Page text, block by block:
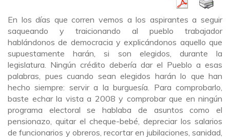
En los días que corren vemos a los aspirantes a seguir
saqueando y traicionando al pueblo trabajador
hablándonos de democracia y explicándonos aquello que
supuestamente harán, si son elegidos, durante la
legislatura. Ningún crédito debería dar el Pueblo a esas
palabras, pues cuando sean elegidos harán lo que han
hecho siempre: servir a la burguesía. Para comprobarlo,
baste echar la vista a 2008 y comprobar que en ningún
programa electoral se hablaba de asuntos como el
pensionazo, quitar el cheque-bebé, depreciar los salarios
de funcionarios y obreros, recortar en jubilaciones, sanidad,